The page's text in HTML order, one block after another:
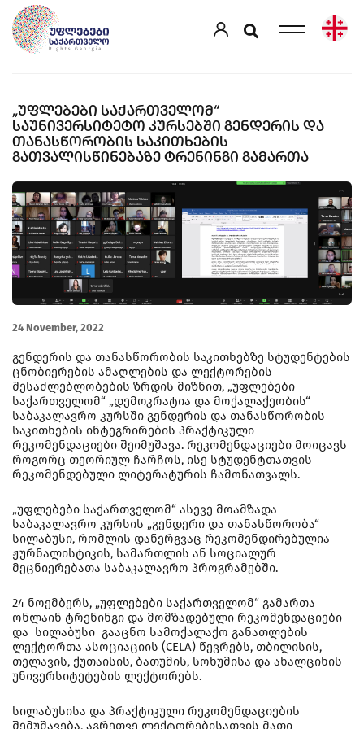
„ᲣᲤᲚᲔᲑᲔᲑᲘ ᲡᲐᲥᲐᲠᲗᲕᲔᲚᲝᲛ“
ᲡᲐᲣᲜᲘᲕᲔᲠᲡᲘᲢᲔᲢᲝ ᲙᲣᲠᲡᲔᲑᲨᲘ ᲒᲔᲜᲓᲔᲠᲘᲡ ᲓᲐ
ᲗᲐᲜᲐᲡᲬᲝᲠᲝᲑᲘᲡ ᲡᲐᲙᲘᲗᲮᲔᲑᲘᲡ
ᲒᲐᲗᲕᲐᲚᲘᲡᲬᲘᲜᲔᲑᲐᲖᲔ ᲢᲠᲔᲜᲘᲜᲒᲘ ᲒᲐᲛᲐᲠᲗᲐ
24 November, 2022
გენდერის და თანასწორობის საკითხებზე სტუდენტების
ცნობიერების ამაღლების და ლექტორების
შესაძლებლობების ზრდის მიზნით, „უფლებები
საქართველომ“ „დემოკრატია და მოქალაქეობის“
საბაკალავრო კურსში გენდერის და თანასწორობის
საკითხების ინტეგრირების პრაქტიკული
რეკომენდაციები შეიმუშავა. რეკომენდაციები მოიცავს
როგორც თეორიულ ჩარჩოს, ისე სტუდენტთათვის
რეკომენდებული ლიტერატურის ჩამონათვალს.
„უფლებები საქართველომ“ ასევე მოამზადა
საბაკალავრო კურსის „გენდერი და თანასწორობა“
სილაბუსი, რომლის დანერგვაც რეკომენდირებულია
ჟურნალისტიკის, სამართლის ან სოციალურ
მეცნიერებათა საბაკალავრო პროგრამებში.
24 ნოემბერს, „უფლებები საქართველომ“ გამართა
ონლაინ ტრენინგი და მომზადებული რეკომენდაციები
და სილაბუსი გააცნო სამოქალაქო განათლების
ლექტორთა ასოციაციის (CELA) წევრებს, თბილისის,
თელავის, ქუთაისის, ბათუმის, სოხუმისა და ახალციხის
უნივერსიტეტების ლექტორებს.
სილაბუსისა და პრაქტიკული რეკომენდაციების
შემუშავება, აგრეთვე ლექტორებისათვის მათი